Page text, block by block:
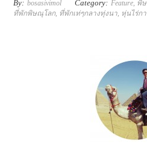
By: bosasivimol Category: Feature, พิ
ที่พักพิษณุโลก, ที่พักเท่ๆกลางทุ่งนา, หุ่นไร่ก